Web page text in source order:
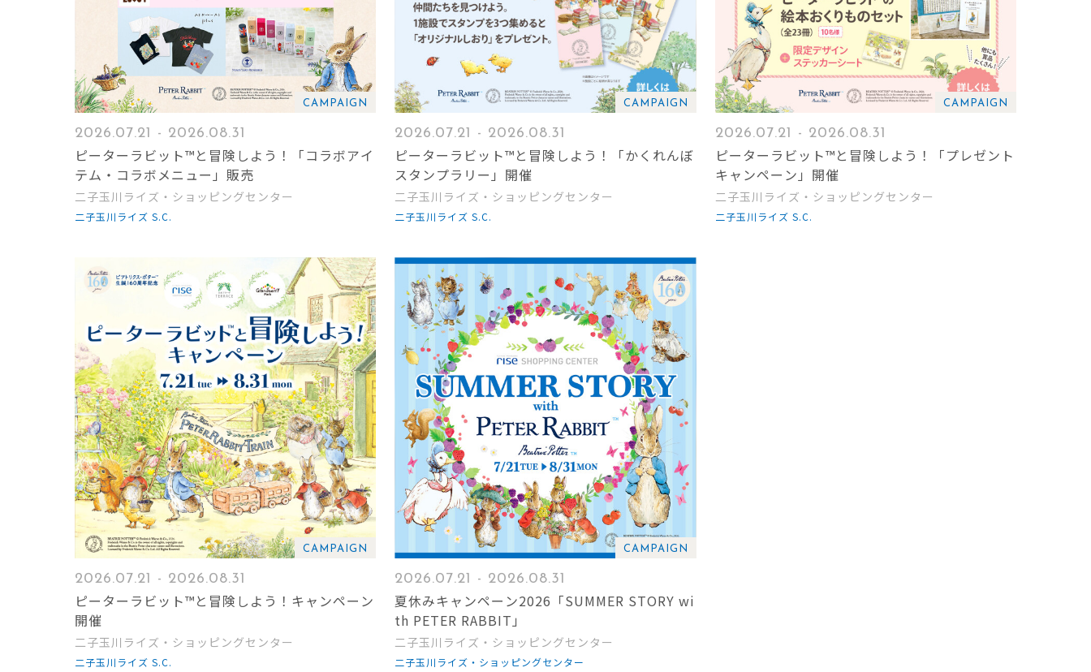
CAMPAIGN
2026.07.21 - 2026.08.31
ピーターラビット™と冒険しよう！「コラボアイ
テム・コラボメニュー」販売
二子玉川ライズ・ショッピングセンター
二子玉川ライズ S.C.
CAMPAIGN
2026.07.21 - 2026.08.31
ピーターラビット™と冒険しよう！「かくれんぼ
スタンプラリー」開催
二子玉川ライズ・ショッピングセンター
二子玉川ライズ S.C.
CAMPAIGN
2026.07.21 - 2026.08.31
ピーターラビット™と冒険しよう！「プレゼント
キャンペーン」開催
二子玉川ライズ・ショッピングセンター
二子玉川ライズ S.C.
CAMPAIGN
2026.07.21 - 2026.08.31
ピーターラビット™と冒険しよう！キャンペーン
開催
二子玉川ライズ・ショッピングセンター
二子玉川ライズ S.C.
CAMPAIGN
2026.07.21 - 2026.08.31
夏休みキャンペーン2026「SUMMER STORY wi
th PETER RABBIT」
二子玉川ライズ・ショッピングセンター
二子玉川ライズ・ショッピングセンター